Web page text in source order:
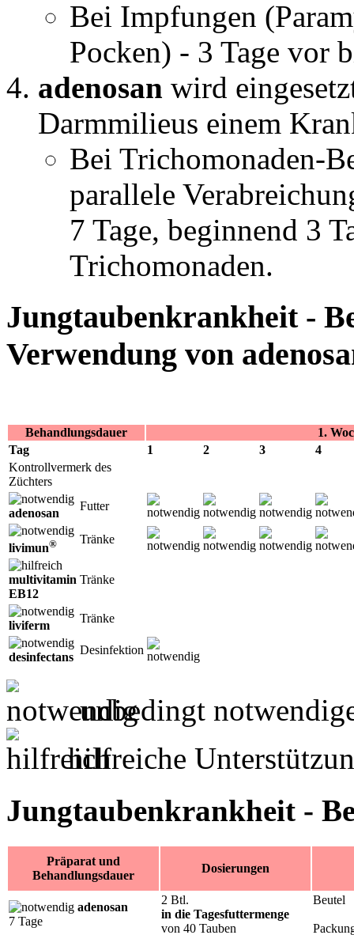
Bei Impfungen
Pocken) - 3 Tage vor
adenosan wird
Darmmilieus einem
Bei Trichomonaden-
parallele
7 Tage, beginnend 3
Trichomonaden.
Jungtaubenkrankheit -
Verwendung von
Behandlungsdauer
1.
Tag
1 2 3
4
Kontrollvermerk des
Züchters
adenosan
Futter
livimun® Tränke
multivitamin
EB12
Tränke
liviferm
Tränke
desinfectans
Desinfektion
unbedingt
hilfreiche
Jungtaubenkrankheit -
Präparat und
Behandlungsdauer
Dosierungen
adenosan
7 Tage
2 Btl.
in die Tagesfuttermenge
von 40 Tauben
Beutel